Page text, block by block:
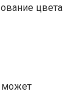
цвета
может